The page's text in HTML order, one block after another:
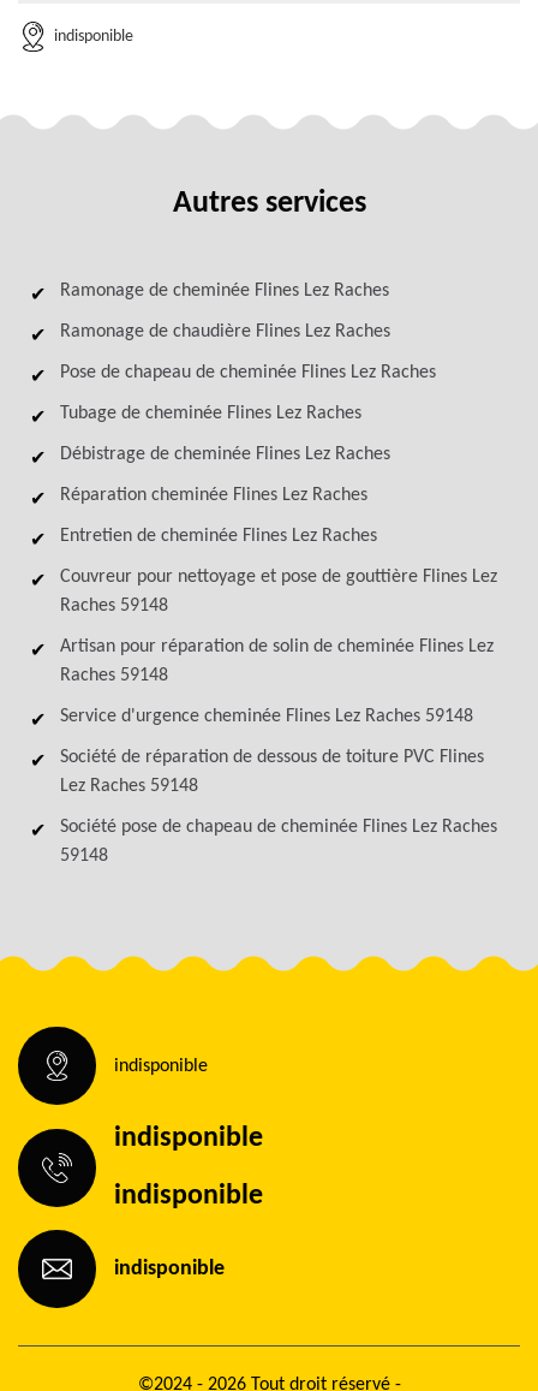
indisponible
Autres services
Ramonage de cheminée Flines Lez Raches
Ramonage de chaudière Flines Lez Raches
Pose de chapeau de cheminée Flines Lez Raches
Tubage de cheminée Flines Lez Raches
Débistrage de cheminée Flines Lez Raches
Réparation cheminée Flines Lez Raches
Entretien de cheminée Flines Lez Raches
Couvreur pour nettoyage et pose de gouttière Flines Lez
Raches 59148
Artisan pour réparation de solin de cheminée Flines Lez
Raches 59148
Service d'urgence cheminée Flines Lez Raches 59148
Société de réparation de dessous de toiture PVC Flines
Lez Raches 59148
Société pose de chapeau de cheminée Flines Lez Raches
59148
indisponible
indisponible
indisponible
indisponible
©2024 - 2026 Tout droit réservé -